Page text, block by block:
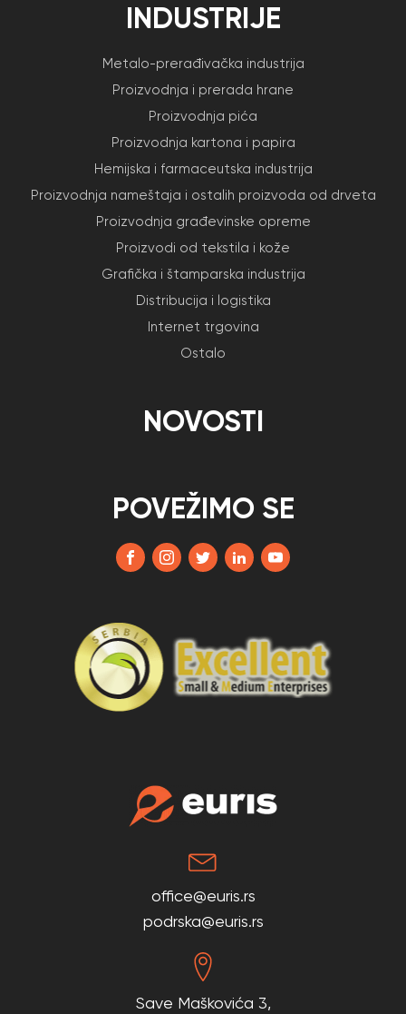
INDUSTRIJE
Metalo-prerađivačka industrija
Proizvodnja i prerada hrane
Proizvodnja pića
Proizvodnja kartona i papira
Hemijska i farmaceutska industrija
Proizvodnja nameštaja i ostalih proizvoda od drveta
Proizvodnja građevinske opreme
Proizvodi od tekstila i kože
Grafička i štamparska industrija
Distribucija i logistika
Internet trgovina
Ostalo
NOVOSTI
POVEŽIMO SE
office@euris.rs
podrska@euris.rs
Save Maškovića 3,